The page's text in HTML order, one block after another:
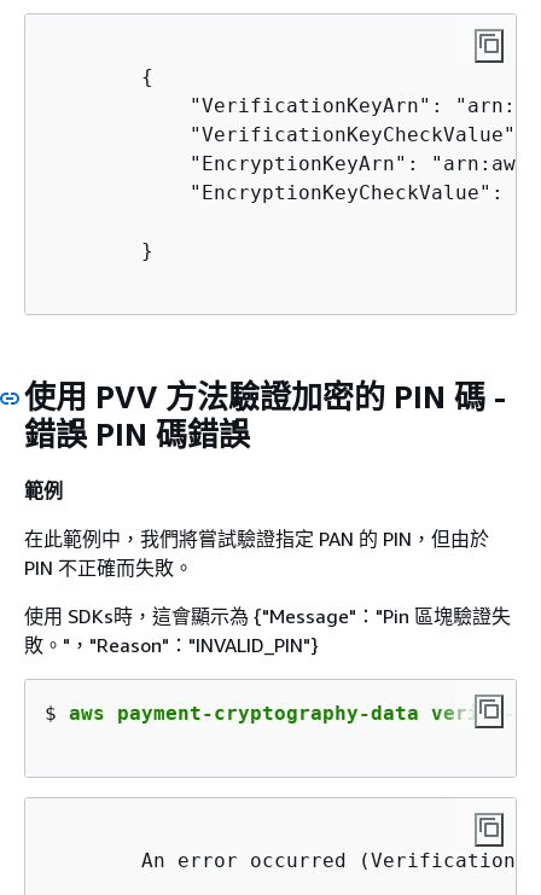
{
"VerificationKeyArn":
"VerificationKeyCheckValue":
"EncryptionKeyArn":
"EncryptionKeyCheckValue":
        }
使用 PVV 方法驗證加密的 PIN 碼 -
錯誤 PIN 碼錯誤
範例
在此範例中，我們將嘗試驗證指定 PAN 的 PIN，但由於
PIN 不正確而失敗。
使用 SDKs時，這會顯示為 {"Message"："Pin 區塊驗證失
敗。"，"Reason"："INVALID_PIN"}
$ aws payment-cryptography-data verify-
An error occurred